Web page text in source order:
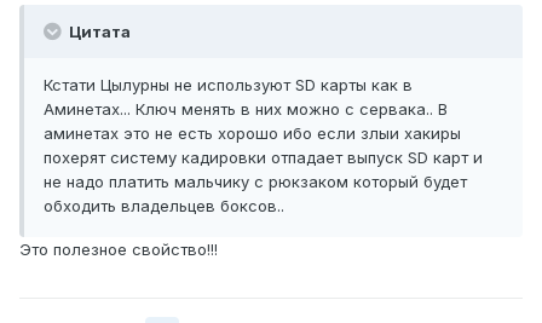
Цитата
Кстати Цылурны не используют SD карты как в
Аминетах... Ключ менять в них можно с сервака.. В
аминетах это не есть хорошо ибо если злыи хакиры
похерят систему кадировки отпадает выпуск SD карт и
не надо платить мальчику с рюкзаком который будет
обходить владельцев боксов..
Это полезное свойство!!!